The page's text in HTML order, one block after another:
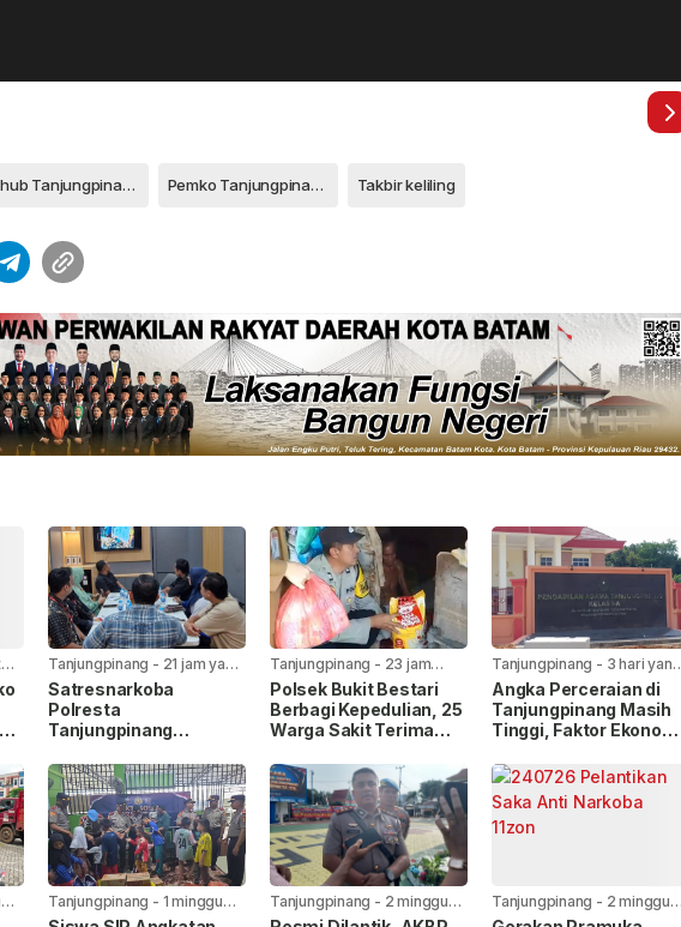
Dishub Tanjungpinang Pemko Tanjungpinang Takbir keliling
Tanjungpinang - 21 jam yang
lalu
Satresnarkoba
Polresta
Tanjungpinang
Ekspedisi Cegah
Peredaran Narkoba
Lewat Paket Kiriman
Tanjungpinang - 23 jam
yang lalu
Polsek Bukit Bestari
Berbagi Kepedulian, 25
Warga Sakit Terima
81 RI
Tanjungpinang - 3 hari yang
lalu
Angka Perceraian di
Tanjungpinang Masih
Tinggi, Faktor Ekonomi
Tanjungpinang - 1 minggu
yang lalu
Tanjungpinang - 2 minggu
yang lalu
Tanjungpinang - 2 minggu
yang lalu